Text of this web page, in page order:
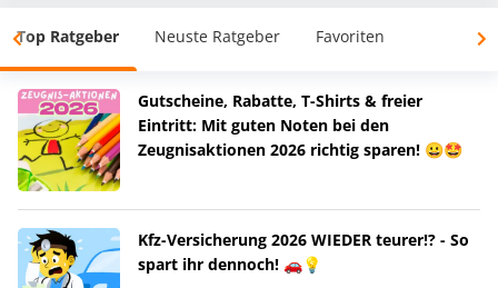
Top Ratgeber Neuste Ratgeber Favoriten
Gutscheine, Rabatte, T-Shirts & freier
Eintritt: Mit guten Noten bei den
Zeugnisaktionen 2026 richtig sparen! 😀🤩
Kfz-Versicherung 2026 WIEDER teurer!? - So
spart ihr dennoch! 🚗💡